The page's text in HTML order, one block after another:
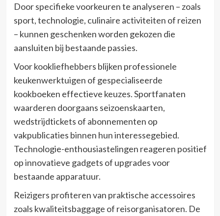
Door specifieke voorkeuren te analyseren – zoals
sport, technologie, culinaire activiteiten of reizen
– kunnen geschenken worden gekozen die
aansluiten bij bestaande passies.
Voor kookliefhebbers blijken professionele
keukenwerktuigen of gespecialiseerde
kookboeken effectieve keuzes. Sportfanaten
waarderen doorgaans seizoenskaarten,
wedstrijdtickets of abonnementen op
vakpublicaties binnen hun interessegebied.
Technologie-enthousiastelingen reageren positief
op innovatieve gadgets of upgrades voor
bestaande apparatuur.
Reizigers profiteren van praktische accessoires
zoals kwaliteitsbaggage of reisorganisatoren. De